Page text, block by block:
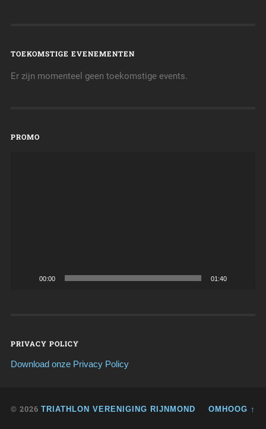
TOEKOMSTIGE EVENEMENTEN
Er zijn momenteel geen toekomstige events.
PROMO
00:00 01:40
PRIVACY POLICY
Download onze Privacy Policy
© 2026 TRIATHLON VERENIGING RIJNMOND OMHOOG ↑